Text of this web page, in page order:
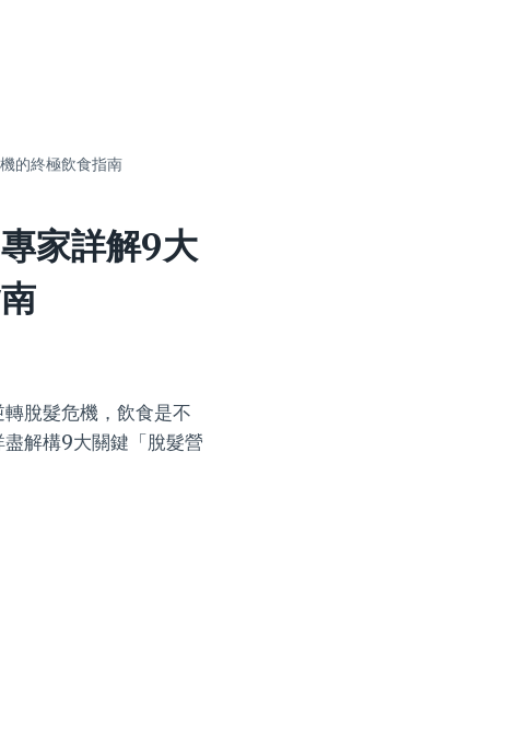
的終極飲食指南
家詳解9大
脫髮危機，飲食是不
解構9大關鍵「脫髮營